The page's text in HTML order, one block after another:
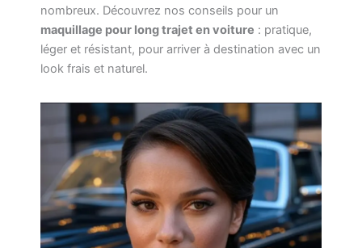
nombreux. Découvrez nos conseils pour un
maquillage pour long trajet en voiture : pratique,
léger et résistant, pour arriver à destination avec un
look frais et naturel.